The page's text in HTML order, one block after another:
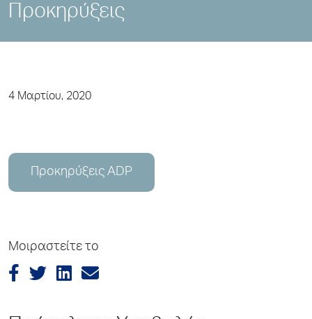
Προκηρύξεις
4 Μαρτίου, 2020
Προκηρύξεις ADP
Μοιραστείτε το